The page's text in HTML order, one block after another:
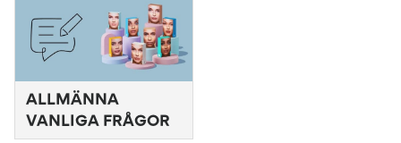
ALLMÄNNA
VANLIGA FRÅGOR